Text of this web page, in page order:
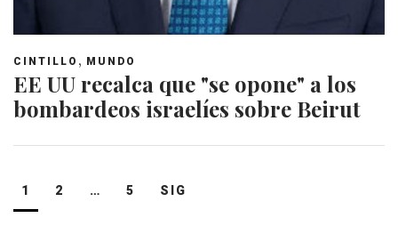
CINTILLO , MUNDO
EE UU recalca que "se opone" a los
bombardeos israelíes sobre Beirut
Navegación
de
1 2 … 5 SIG